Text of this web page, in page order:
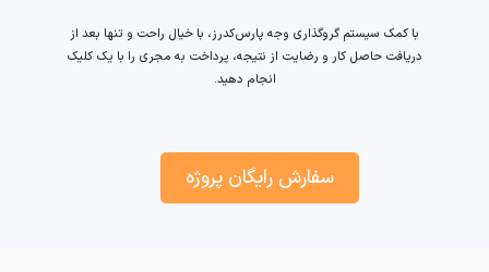
با کمک سیستم گروگذاری وجه پارس‌کدرز، با خیال راحت و تنها بعد از
دریافت حاصل کار و رضایت از نتیجه، پرداخت به مجری را با یک کلیک
انجام دهید.
سفارش رایگان پروژه